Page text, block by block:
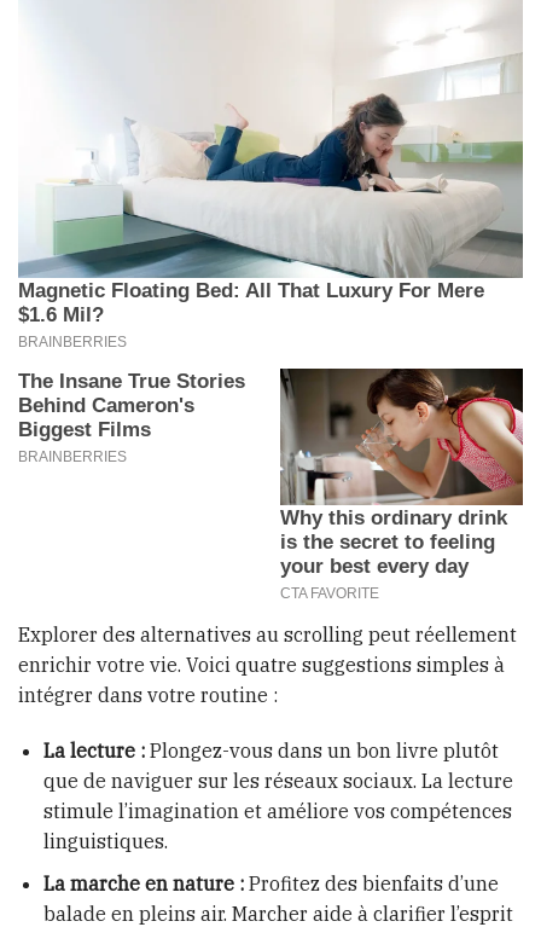
Explorer des alternatives au scrolling peut réellement
enrichir votre vie. Voici quatre suggestions simples à
intégrer dans votre routine :
La lecture :Plongez-vous dans un bon livre plutôt
que de naviguer sur les réseaux sociaux. La lecture
stimule l’imagination et améliore vos compétences
linguistiques.
La marche en nature :Profitez des bienfaits d’une
balade en pleins air. Marcher aide à clarifier l’esprit